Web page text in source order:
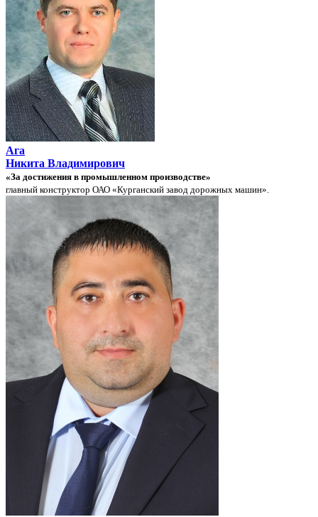
Ага
Никита Владимирович
«За достижения в промышленном производстве»
главный конструктор ОАО «Курганский завод дорожных машин».